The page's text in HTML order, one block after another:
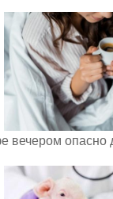
вечером опасно